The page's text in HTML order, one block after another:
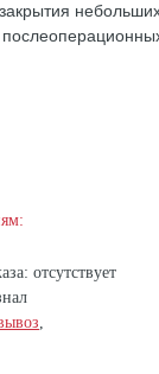
отсутствует
,